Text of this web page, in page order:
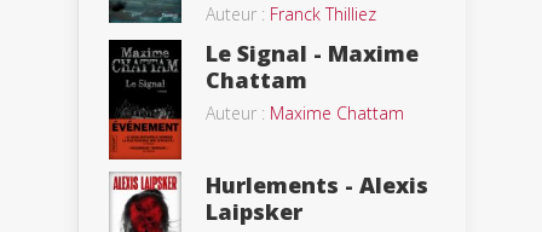
Auteur : Franck Thilliez
Le Signal - Maxime
Chattam
Auteur : Maxime Chattam
Hurlements - Alexis
Laipsker